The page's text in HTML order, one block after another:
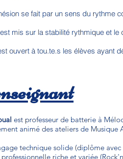
se fait par un sens du rythme
mis sur la stabilité rythmique et
ouvert à tou.te.s les élèves ayant
est professeur de batterie à
animé des ateliers de Musique
technique solide (diplôme
riche et variée